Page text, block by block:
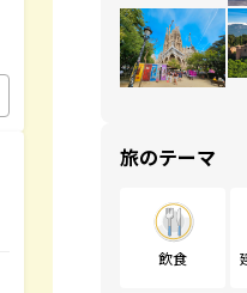
旅のテーマ
飲食